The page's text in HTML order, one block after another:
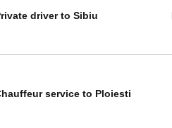
driver to Sibiu
service to Ploiesti